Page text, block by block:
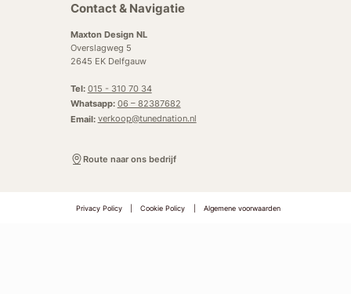
Contact & Navigatie
Maxton Design NL
Overslagweg 5
2645 EK Delfgauw
Tel: 015 - 310 70 34
Whatsapp: 06 – 82387682
Email: verkoop@tunednation.nl
Route naar ons bedrijf
Privacy Policy Cookie Policy Algemene voorwaarden